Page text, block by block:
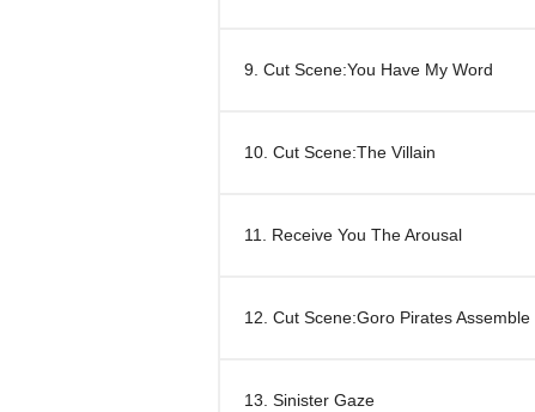
9. Cut Scene:You Have My Word
10. Cut Scene:The Villain
11. Receive You The Arousal
12. Cut Scene:Goro Pirates Assemble
13. Sinister Gaze